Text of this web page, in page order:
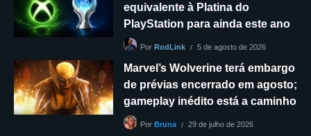
equivalente à Platina do
PlayStation para ainda este ano
Por RodLink 5 de agosto de 2026
Marvel’s Wolverine terá embargo
de prévias encerrado em agosto;
gameplay inédito está a caminho
Por Bruna 29 de julho de 2026